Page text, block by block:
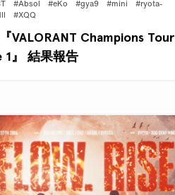
#Absol #eKo #gya9 #mini
#ryota-
#XQQ
VALORANT Champions Tour
1』 結果報告